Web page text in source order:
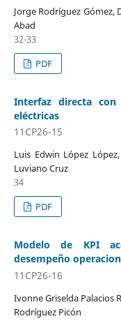
Jorge Rodríguez Gómez,
Abad
32-33
PDF
Interfaz directa con
eléctricas
11CP26-15
Luis Edwin López
Luviano Cruz
34
PDF
Modelo de KPI
desempeño
11CP26-16
Ivonne Griselda Palacios
Rodríguez Picón